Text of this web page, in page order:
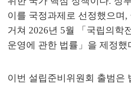
이를 국정과제로 선정했으며 ,
거쳐 2026년 5월 「 국립의학
운영에 관한 법률 」 을 제정했
이번 설립준비위원회 출범은